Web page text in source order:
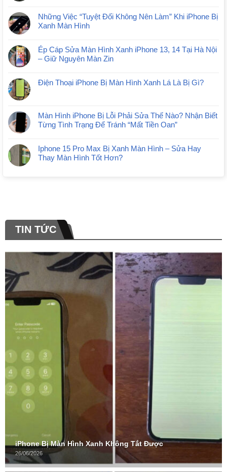
Những Việc “Tuyệt Đối Không Nên Làm” Khi iPhone Bị
Xanh Màn Hình
Ép Cáp Sửa Màn Hình Xanh iPhone 13, 14 Tại Hà Nội
– Giữ Nguyên Màn Zin
Điện Thoại iPhone Bị Màn Hình Xanh Lá Là Bị Gì?
Màn Hình iPhone Bị Lỗi Phải Sửa Thế Nào? Nhận Biết
Từng Tình Trạng Để Tránh “Mất Tiền Oan”
Iphone 15 Pro Max Bị Xanh Màn Hình – Sửa Hay
Thay Màn Hình Tốt Hơn?
TIN TỨC
iPhone Bị Màn Hình Xanh Không Tắt Được
26/06/2026